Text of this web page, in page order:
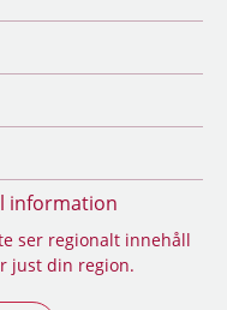
information
ser regionalt innehåll
just din region.